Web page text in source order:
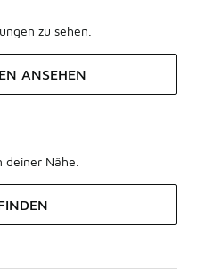
zu sehen.
ANSEHEN
deiner Nähe.